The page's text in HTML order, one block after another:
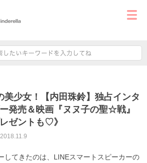
美少女！【内田珠鈴】独占インタ
発売＆映画『ヌヌ子の聖☆戦』
ゼントも♡》
2018.11.9
してきたのは、LINEスマートスピーカーの